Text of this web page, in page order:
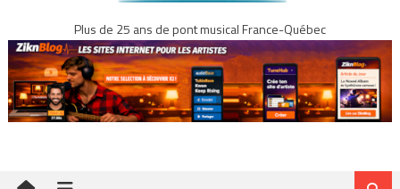
Plus de 25 ans de pont musical France-Québec